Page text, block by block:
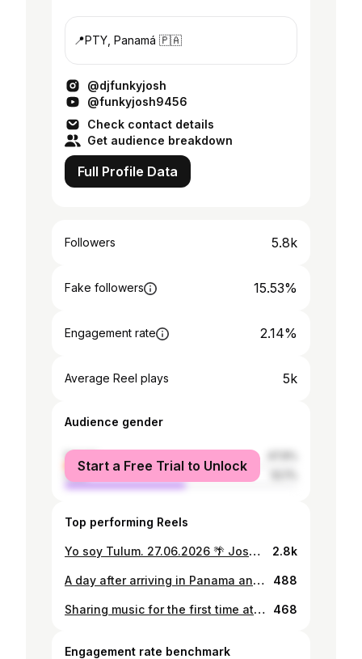
📍PTY, Panamá 🇵🇦
@djfunkyjosh
@funkyjosh9456
Check contact details
Get audience breakdown
Full Profile Data
Followers 5.8k
Fake followers 15.53%
Engagement rate 2.14%
Average Reel plays 5k
Audience gender
female
male
Start a Free Trial to Unlock
Top performing Reels
Yo soy Tulum. 27.06.2026 🌴 José Luis Hinostroza @seriousmouthfuls de @arcatulum, el restaurante #67 del mundo llega a Maito por una sola noche. ARCA en Tulum es la única propiedad en el mundo presente simultáneamente en The World’s 50 Best Restaurants, Latin America’s 50 Best Restaurants, The World’s 50 Best Bars y North America’s 50 Best Bars. Son dos sesiones: 🌴Primera sesión — Salón Mao Menú Degustación · $100 + ITBMS 🌴Segunda sesión — Terraza Maito Tacos maridados con cócteles inspirados en la selva, música por Funky Josh @djfunkyjosh y el espíritu libre de Tulum. Desde las 8:30 p.m. · $75 + ITBMS Reserva desde el link en la bio al WhatsApp 67058599 @mariocastrellon 2.8k
A day after arriving in Panama and after over 8 months of not playing together, @slimflo and myself setup the CDJs in the backyard of his beautiful new home and hit record. We didn’t share any music with each other beforehand and decided to just go with the flow (no pun intended 😉). This organic mixture of our two styles is what always make the FAMILY AFFAIR moments memorable✨ Check it out on my YouTube channel, link in my bio! Big THANK YOU to @georgespaulinedon for being the eye behind the camera and for the amazing edit, you are the best! 💜 488
Sharing music for the first time at @homeclubpty 🏠this SATURDAY b2b with @caroaybar3000! We will be setting the vibe from 11-1 and collaborating with @babaswits and @filomenomusic on the night! 🚀 Fotos: @miltonscantlebury 468
Engagement rate benchmark